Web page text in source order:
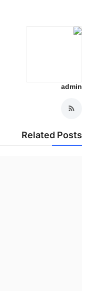
Related